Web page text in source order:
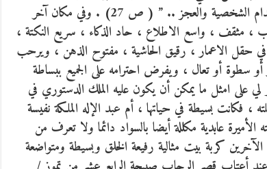
ما تلوكه الإشاعات عنه فترميه بالغباء وانعدام الشخصية والعجز .. ” ( ص 27) . وفي مكان آخر
، مثقف ، واسع الاطلاع ، حاد الذكاء ، سريع النكتة ،
حقل الاعمار ، رقيق الحاشية ، مفتوح الذهن ، ويرحب
أو سطوة أو تعال ، ويفرض احترامه على الجميع ببساطة
امثل ما يمكن أن يكون عليه الملك الدستوري في
” ( ص 68) . أما عائلته ، فكانت بسيطة في حياتها ، أم عبد الإله الملكة نفيسة
الأميرة عابدية مكللة أيضا بالسواد دائما ولا تعرف من
الآخرين كربة بيت مثالية رفيعة الخلق وبسيطة ومتواضعة